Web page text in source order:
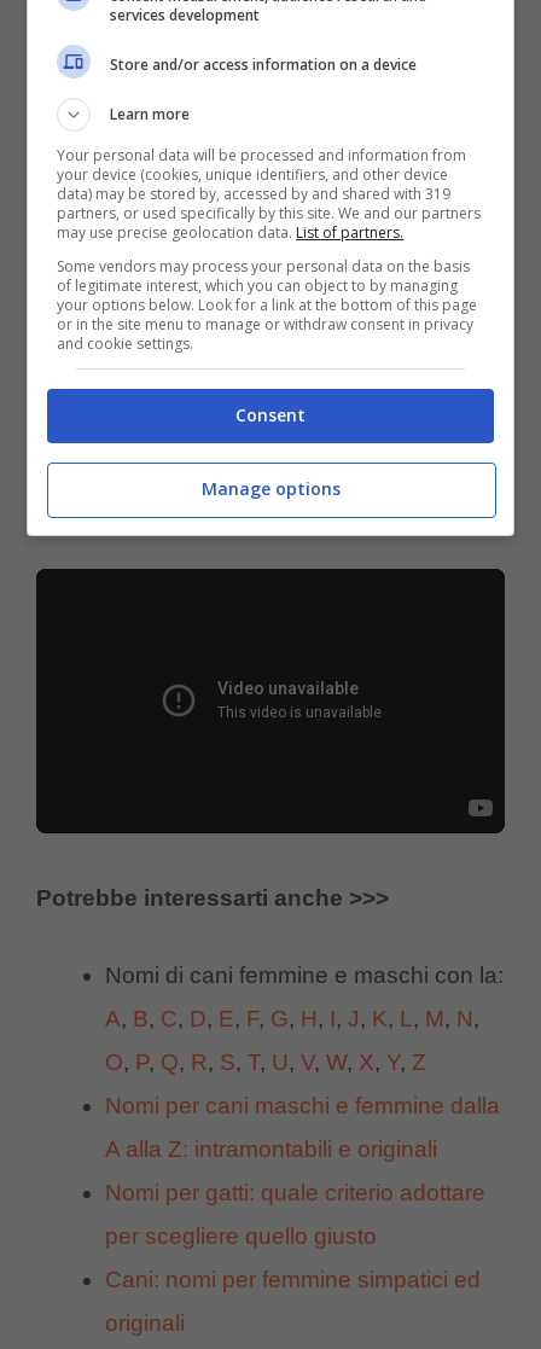
Otto, Pepo, Pitingo, Platone, Pol, Poldo,
Pongo, Poseidone, Pumba, Queca, Queen,
Ralph, Ramona, Rania, Rex, Rhonda, Ricky,
Rita, Rosky, Rufo, Rulo, Sansa, Scar,
Selena, Shadow, Sharon, Shioban, Shion,
Shirkan, Sofia, Soia, Spillino, Tarzan, Ted,
Telma, Terra, Terry, Thaisa, Thor, Tibak,
Toby, Tormenta, Truska, Tula, Vesna, Viola,
Wanda, Wurst, Zeus, Zira, Zoria.
La redazione consiglia:Selenaper la
femmina e Ercoleper il maschio.
Potrebbe interessarti anche >>>
Nomi di cani femmine e maschi con la:
A, B, C, D, E, F, G, H, I, J, K, L, M, N,
O, P, Q, R, S, T, U, V, W, X, Y, Z
Nomi per cani maschi e femmine dalla
A alla Z: intramontabili e originali
Nomi per gatti: quale criterio adottare
per scegliere quello giusto
Cani: nomi per femmine simpatici ed
originali
services development
Store and/or access information on a device
Learn more
Your personal data will be processed and information from
your device (cookies, unique identifiers, and other device
data) may be stored by, accessed by and shared with 319
partners, or used specifically by this site. We and our partners
may use precise geolocation data. List of partners.
Some vendors may process your personal data on the basis
of legitimate interest, which you can object to by managing
your options below. Look for a link at the bottom of this page
or in the site menu to manage or withdraw consent in privacy
and cookie settings.
Consent
Manage options